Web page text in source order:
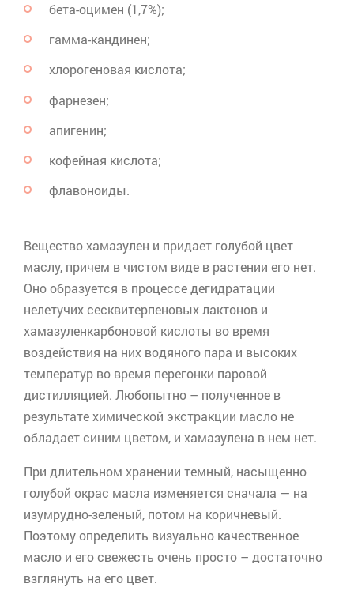
бета-оцимен (1,7%);
гамма-кандинен;
хлорогеновая кислота;
фарнезен;
апигенин;
кофейная кислота;
флавоноиды.
Веществохамазулен и придает голубой цвет
маслу, причем в чистом виде в растении его нет.
Оно образуется в процессе дегидратации
нелетучихсесквитерпеновыхлактонов и
хамазуленкарбоновой кислоты во время
воздействия на них водяного пара и высоких
температур во время перегонки паровой
дистилляцией. Любопытно – полученное в
результате химической экстракции масло не
обладает синим цветом, и хамазулена в нем нет.
При длительном хранении темный, насыщенно
голубой окрас масла изменяется сначала — на
изумрудно-зеленый, потом на коричневый.
Поэтому определить визуально качественное
масло и его свежесть очень просто – достаточно
взглянуть на его цвет.